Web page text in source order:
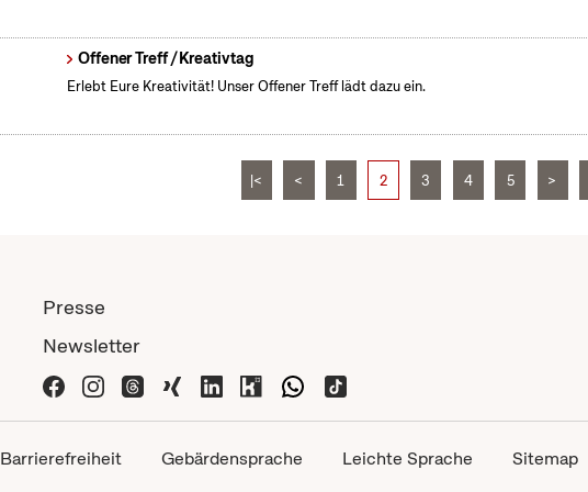
Offener Treff / Kreativtag
Erlebt Eure Kreativität! Unser Offener Treff lädt dazu ein.
|< < 1 2 3 4 5 >
Presse
Newsletter
Barrierefreiheit Gebärdensprache Leichte Sprache Sitemap